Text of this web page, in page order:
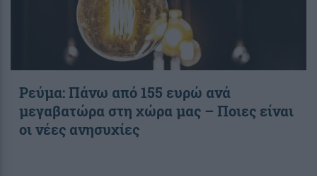
Ρεύμα: Πάνω από 155 ευρώ ανά
μεγαβατώρα στη χώρα μας – Ποιες είναι
οι νέες ανησυχίες